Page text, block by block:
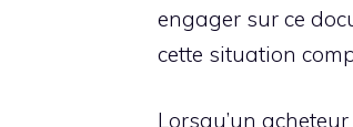
engager sur ce
cette situation
Lorsqu’un